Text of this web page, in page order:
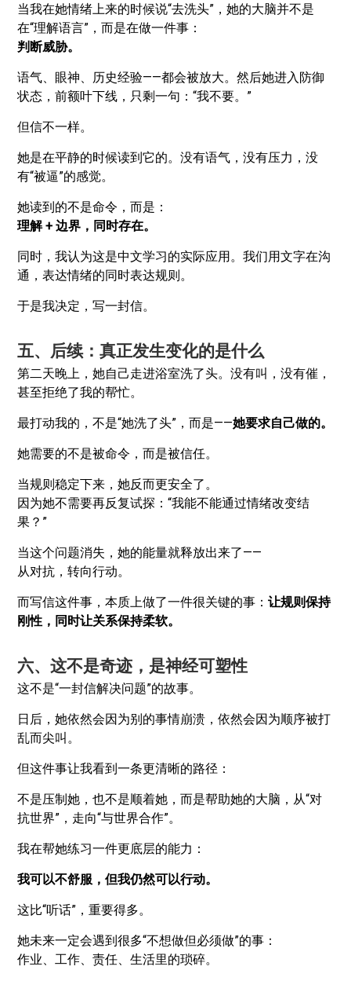
当我在她情绪上来的时候说“去洗头”，她的大脑并不是
在“理解语言”，而是在做一件事：
判断威胁。
语气、眼神、历史经验——都会被放大。然后她进入防御
状态，前额叶下线，只剩一句：“我不要。”
但信不一样。
她是在平静的时候读到它的。没有语气，没有压力，没
有“被逼”的感觉。
她读到的不是命令，而是：
理解 + 边界，同时存在。
同时，我认为这是中文学习的实际应用。我们用文字在沟
通，表达情绪的同时表达规则。
于是我决定，写一封信。
五、后续：真正发生变化的是什么
第二天晚上，她自己走进浴室洗了头。没有叫，没有催，
甚至拒绝了我的帮忙。
最打动我的，不是“她洗了头”，而是——她要求自己做的。
她需要的不是被命令，而是被信任。
当规则稳定下来，她反而更安全了。
因为她不需要再反复试探：“我能不能通过情绪改变结
果？”
当这个问题消失，她的能量就释放出来了——
从对抗，转向行动。
而写信这件事，本质上做了一件很关键的事：让规则保持
刚性，同时让关系保持柔软。
六、这不是奇迹，是神经可塑性
这不是“一封信解决问题”的故事。
日后，她依然会因为别的事情崩溃，依然会因为顺序被打
乱而尖叫。
但这件事让我看到一条更清晰的路径：
不是压制她，也不是顺着她，而是帮助她的大脑，从“对
抗世界”，走向“与世界合作”。
我在帮她练习一件更底层的能力：
我可以不舒服，但我仍然可以行动。
这比“听话”，重要得多。
她未来一定会遇到很多“不想做但必须做”的事：
作业、工作、责任、生活里的琐碎。